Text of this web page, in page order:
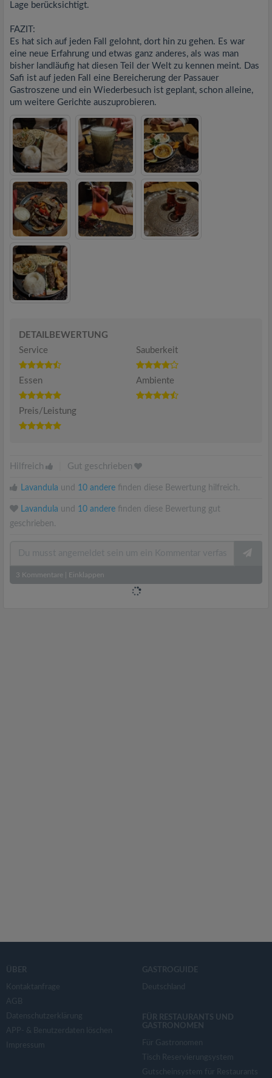
Lage berücksichtigt.
FAZIT:
Es hat sich auf jeden Fall gelohnt, dort hin zu gehen. Es war
eine neue Erfahrung und etwas ganz anderes, als was man
bisher landläufig hat diesen Teil der Welt zu kennen meint. Das
Safi ist auf jeden Fall eine Bereicherung der Passauer
Gastroszene und ein Wiederbesuch ist geplant, schon alleine,
um weitere Gerichte auszuprobieren.
DETAILBEWERTUNG
Service
Sauberkeit
Essen Ambiente
Preis/Leistung
Hilfreich Gut geschrieben
Lavandula und 10 andere finden diese Bewertung hilfreich.
Lavandula und 10 andere finden diese Bewertung gut
geschrieben.
3 Kommentare Einklappen
ÜBER
Kontaktanfrage
AGB
Datenschutzerklärung
APP- & Benutzerdaten löschen
Impressum
GASTROGUIDE
Deutschland
FÜR RESTAURANTS UND
GASTRONOMEN
Für Gastronomen
Tisch Reservierungsystem
Gutscheinsystem für Restaurants